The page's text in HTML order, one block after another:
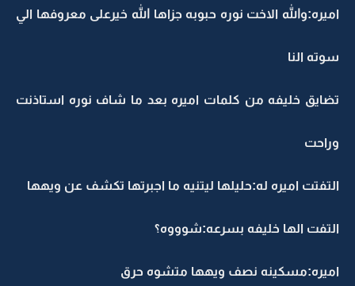
اميره:والله الاخت نوره حبوبه جزاها الله خيرعلى معروفها الي
سوته النا
تضايق خليفه من كلمات اميره بعد ما شاف نوره استاذنت
وراحت
التفتت اميره له:حليلها ليتنيه ما اجبرتها تكشف عن ويهها
التفت الها خليفه بسرعه:شوووه؟
اميره:مسكينه نصف ويهها متشوه حرق